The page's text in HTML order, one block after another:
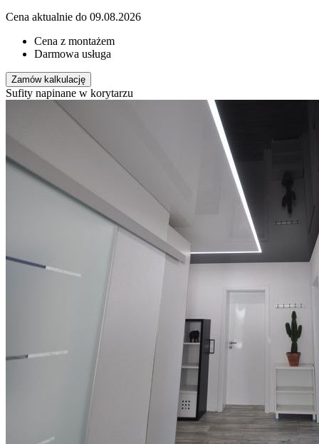
Cena aktualnie do 09.08.2026
Cena z montażem
Darmowa usługa
Zamów kalkulację
Sufity napinane w korytarzu